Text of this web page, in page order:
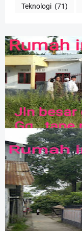
Teknologi (71)